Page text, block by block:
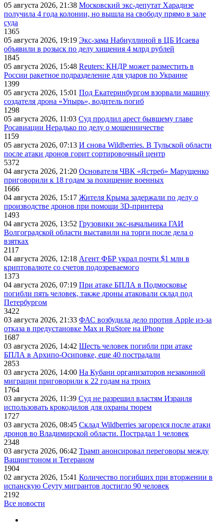
05 августа 2026, 21:38 Московский экс-депутат Харадизе
получила 4 года колонии, но вышла на свободу прямо в зале
суда
1365
05 августа 2026, 19:19 Экс-зама Набиуллиной в ЦБ Исаева
объявили в розыск по делу хищения 4 млрд рублей
1845
05 августа 2026, 15:48 Reuters: КНДР может разместить в
России ракетное подразделение для ударов по Украине
1399
05 августа 2026, 15:01 Под Екатеринбургом взорвали машину
создателя дрона «Упырь», водитель погиб
1298
05 августа 2026, 11:03 Суд продлил арест бывшему главе
Росавиации Нерадько по делу о мошенничестве
1159
05 августа 2026, 07:13 И снова Wildberries. В Тульской области
после атаки дронов горит сортировочный центр
5372
04 августа 2026, 21:20 Основателя ЧВК «Ястреб» Марущенко
приговорили к 18 годам за похищение военных
1666
04 августа 2026, 15:17 Жителя Крыма задержали по делу о
производстве дронов при помощи 3D‑принтера
1493
04 августа 2026, 13:52 Грузовики экс-начальника ГАИ
Волгоградской области выставили на торги после дела о
взятках
2117
04 августа 2026, 12:18 Агент ФБР украл почти $1 млн в
криптовалюте со счетов подозреваемого
1373
04 августа 2026, 07:19 При атаке БПЛА в Подмосковье
погибли пять человек, также дроны атаковали склад под
Петербургом
3422
03 августа 2026, 21:33 ФАС возбудила дело против Apple из-за
отказа в предустановке Max и RuStore на iPhone
1687
03 августа 2026, 14:42 Шесть человек погибли при атаке
БПЛА в Архипо-Осиповке, еще 40 пострадали
2853
03 августа 2026, 14:00 На Кубани организаторов незаконной
миграции приговорили к 22 годам на троих
1764
03 августа 2026, 11:39 Суд не разрешил властям Израиля
использовать крокодилов для охраны тюрем
1727
03 августа 2026, 08:45 Склад Wildberries загорелся после атаки
дронов во Владимирской области. Пострадал 1 человек
2348
03 августа 2026, 06:42 Трамп анонсировал переговоры между
Вашингтоном и Тегераном
1904
02 августа 2026, 15:41 Количество погибших при вторжении в
испанскую Сеуту мигрантов достигло 90 человек
2192
Все новости